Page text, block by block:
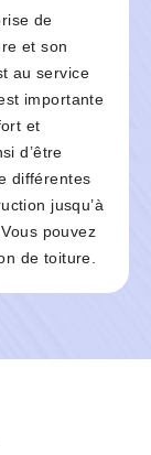
de
et son
au service
importante
et
d’être
différentes
jusqu’à
pouvez
de toiture.